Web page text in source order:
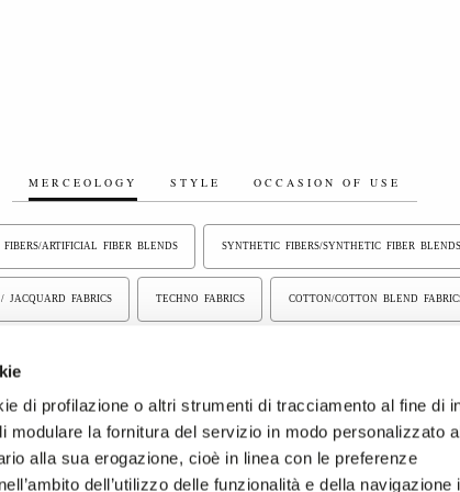
di profilazione o altri strumenti di tracciamento al fine di
modulare la fornitura del servizio in modo personalizzato
alla sua erogazione, cioè in linea con le preferenze
dell’utilizzo delle funzionalità e della navigazione
MERCEOLOGY STYLE OCCASION OF USE
FIBERS/ARTIFICIAL FIBER BLENDS SYNTHETIC FIBERS/SYNTHETIC FIBER BLENDS
JACQUARD FABRICS TECHNO FABRICS COTTON/COTTON BLEND
CASHMERE FABRICS